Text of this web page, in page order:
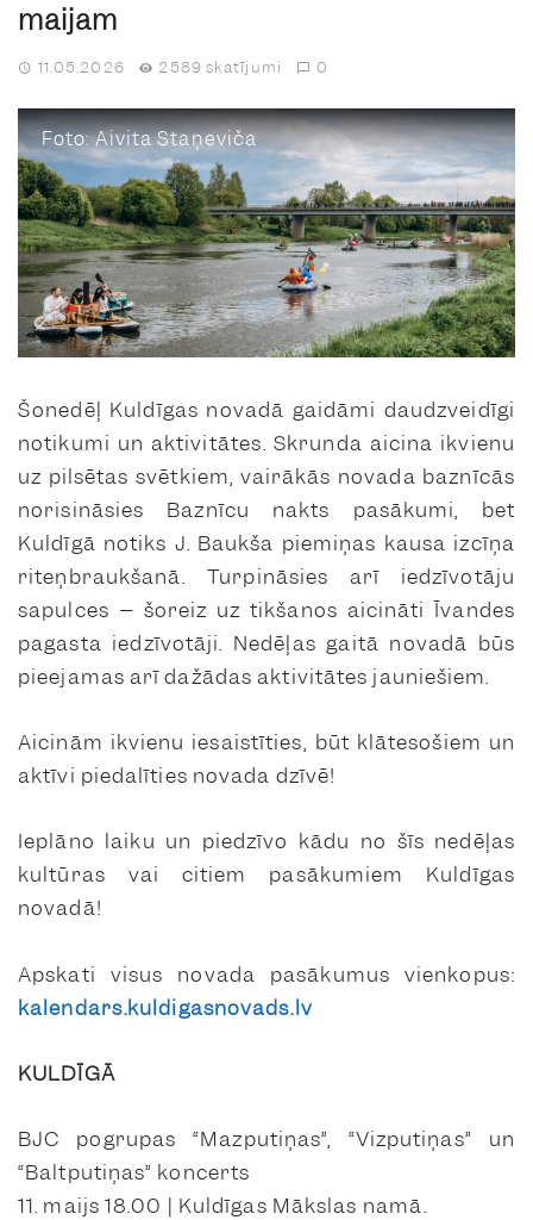
maijam
11.05.2026 2589 skatījumi 0
Foto: Aivita Staņeviča
Šonedēļ Kuldīgas novadā gaidāmi daudzveidīgi
notikumi un aktivitātes. Skrunda aicina ikvienu
uz pilsētas svētkiem, vairākās novada baznīcās
norisināsies Baznīcu nakts pasākumi, bet
Kuldīgā notiks J. Baukša piemiņas kausa izcīņa
riteņbraukšanā. Turpināsies arī iedzīvotāju
sapulces – šoreiz uz tikšanos aicināti Īvandes
pagasta iedzīvotāji. Nedēļas gaitā novadā būs
pieejamas arī dažādas aktivitātes jauniešiem.
Aicinām ikvienu iesaistīties, būt klātesošiem un
aktīvi piedalīties novada dzīvē!
Ieplāno laiku un piedzīvo kādu no šīs nedēļas
kultūras vai citiem pasākumiem Kuldīgas
novadā!
Apskati visus novada pasākumus vienkopus:
kalendars.kuldigasnovads.lv
KULDĪGĀ
BJC pogrupas “Mazputiņas”, “Vizputiņas” un
“Baltputiņas” koncerts
11. maijs 18.00 | Kuldīgas Mākslas namā.